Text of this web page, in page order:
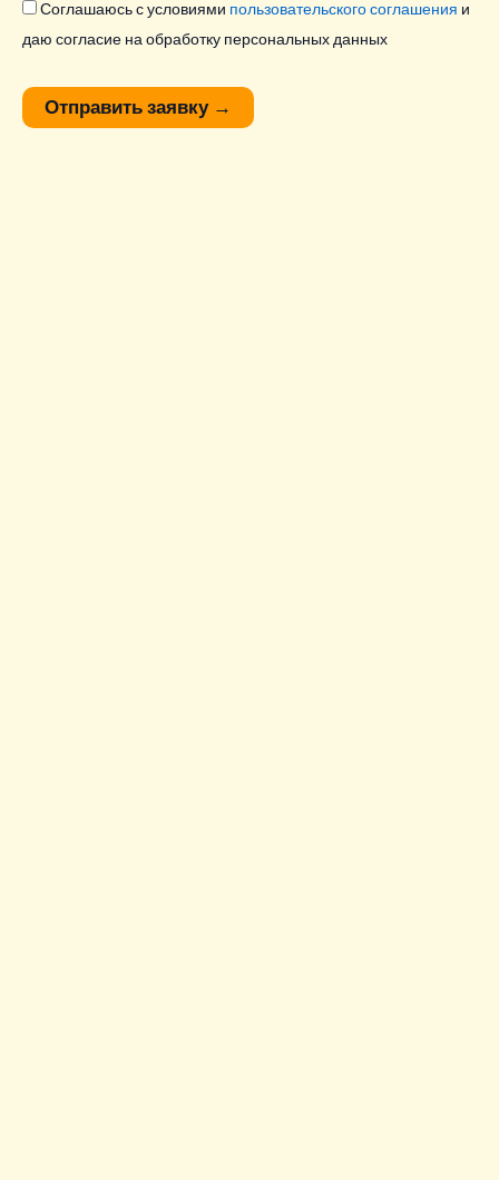
Соглашаюсь с условиями пользовательского соглашения и
даю согласие на обработку персональных данных
Отправить заявку →